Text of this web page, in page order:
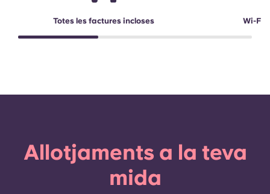
Totes les factures incloses Wi-Fi
Allotjaments a la teva
mida